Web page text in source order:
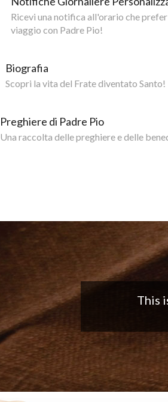
Ricevi una notifica all'orario che
viaggio con Padre Pio!
Biografia
Scopri la vita del Frate diventato Santo!
Preghiere di Padre Pio
Una raccolta delle preghiere e delle
Nice